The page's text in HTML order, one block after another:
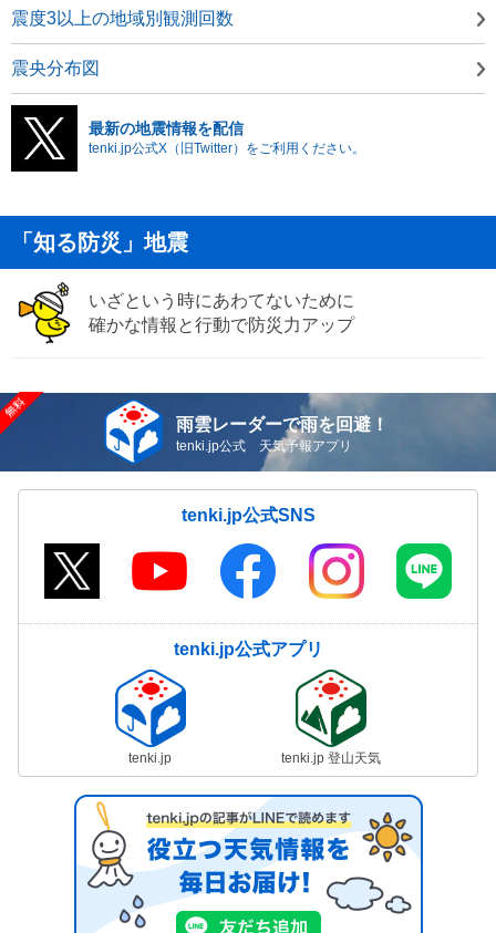
震度3以上の地域別観測回数
震央分布図
最新の地震情報を配信
tenki.jp公式X（旧Twitter）をご利用ください。
「知る防災」地震
いざという時にあわてないために
確かな情報と行動で防災力アップ
雨雲レーダーで雨を回避！
tenki.jp公式 天気予報アプリ
tenki.jp公式SNS
tenki.jp公式アプリ
tenki.jp tenki.jp 登山天気